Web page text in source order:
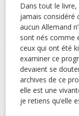
Dans tout le livre,
jamais considéré
aucun Allemand
sont nés comme
ceux qui ont été
examiner ce
devaient se
archives de ce
elle est une
je retiens qu’elle